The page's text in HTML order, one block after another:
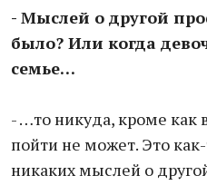
- Мыслей о другой
было? Или когда
семье…
- …то никуда, кроме как
пойти не может. Это
никаких мыслей о